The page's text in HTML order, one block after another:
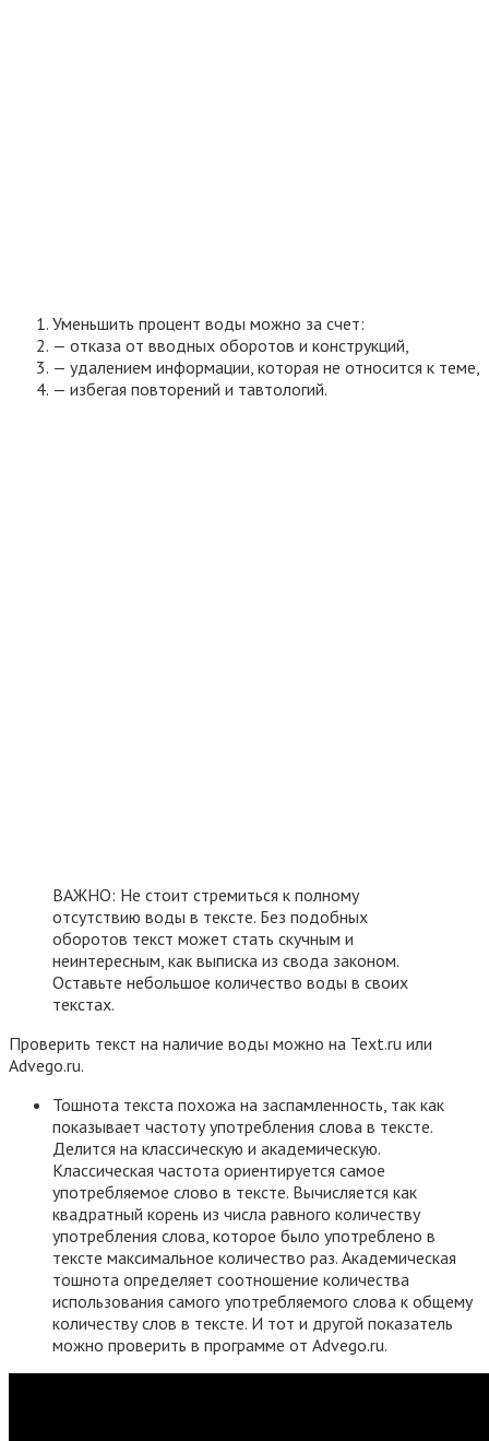
Уменьшить процент воды можно за счет:
— отказа от вводных оборотов и конструкций,
— удалением информации, которая не относится к теме,
— избегая повторений и тавтологий.
ВАЖНО: Не стоит стремиться к полному
отсутствию воды в тексте. Без подобных
оборотов текст может стать скучным и
неинтересным, как выписка из свода законом.
Оставьте небольшое количество воды в своих
текстах.
Проверить текст на наличие воды можно на Text.ru или
Advego.ru.
Тошнота текста похожа на заспамленность, так как
показывает частоту употребления слова в тексте.
Делится на классическую и академическую.
Классическая частота ориентируется самое
употребляемое слово в тексте. Вычисляется как
квадратный корень из числа равного количеству
употребления слова, которое было употреблено в
тексте максимальное количество раз. Академическая
тошнота определяет соотношение количества
использования самого употребляемого слова к общему
количеству слов в тексте. И тот и другой показатель
можно проверить в программе от Advego.ru.